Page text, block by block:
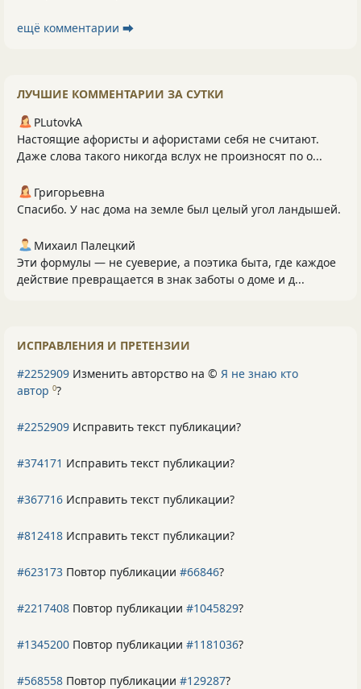
ещё комментарии ⮕
ЛУЧШИЕ КОММЕНТАРИИ ЗА СУТКИ
PLutоvkА
Настоящие афористы и афористами себя не считают.
Даже слова такого никогда вслух не произносят по о...
Григорьевна
Спасибо. У нас дома на земле был целый угол ландышей.
Михаил Палецкий
Эти формулы — не суеверие, а поэтика быта, где каждое
действие превращается в знак заботы о доме и д...
ИСПРАВЛЕНИЯ И ПРЕТЕНЗИИ
#2252909 Изменить авторство на © Я не знаю кто
автор 0?
#2252909 Исправить текст публикации?
#374171 Исправить текст публикации?
#367716 Исправить текст публикации?
#812418 Исправить текст публикации?
#623173 Повтор публикации #66846?
#2217408 Повтор публикации #1045829?
#1345200 Повтор публикации #1181036?
#568558 Повтор публикации #129287?